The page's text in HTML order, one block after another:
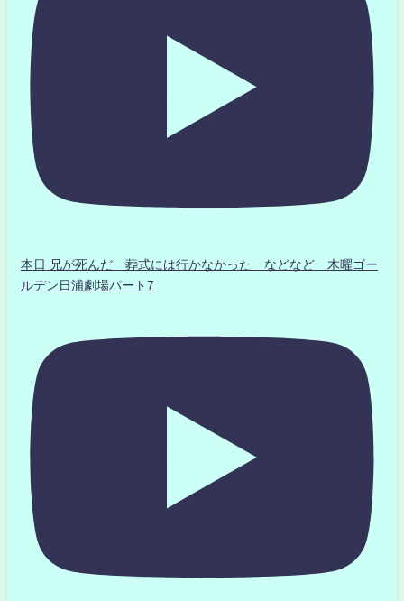
本日 兄が死んだ 葬式には行かなかった などなど 木曜ゴー
ルデン日浦劇場パート7